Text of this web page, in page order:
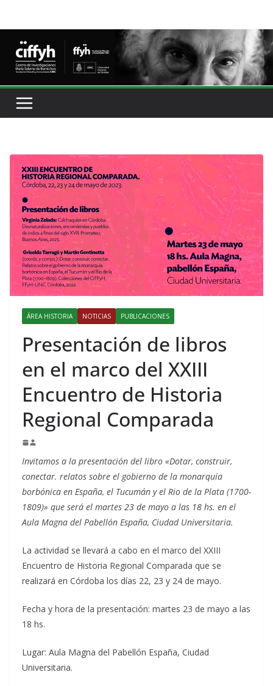
ÁREA HISTORIA NOTICIAS PUBLICACIONES
Presentación de libros
en el marco del XXIII
Encuentro de Historia
Regional Comparada
Invitamos a la presentación del libro «Dotar, construir,
conectar. relatos sobre el gobierno de la monarquía
borbónica en España, el Tucumán y el Rio de la Plata (1700-
1809)» que será el martes 23 de mayo a las 18 hs. en el
Aula Magna del Pabellón España, Ciudad Universitaria.
La actividad se llevará a cabo en el marco del XXIII
Encuentro de Historia Regional Comparada que se
realizará en Córdoba los días 22, 23 y 24 de mayo.
Fecha y hora de la presentación: martes 23 de mayo a las
18 hs.
Lugar: Aula Magna del Pabellón España, Ciudad
Universitaria.